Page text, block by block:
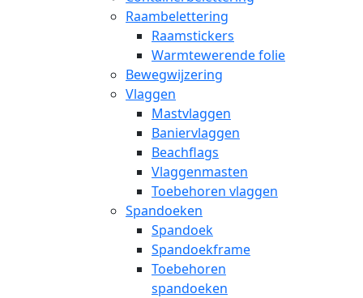
Raambelettering
Raamstickers
Warmtewerende folie
Bewegwijzering
Vlaggen
Mastvlaggen
Baniervlaggen
Beachflags
Vlaggenmasten
Toebehoren vlaggen
Spandoeken
Spandoek
Spandoekframe
Toebehoren
spandoeken